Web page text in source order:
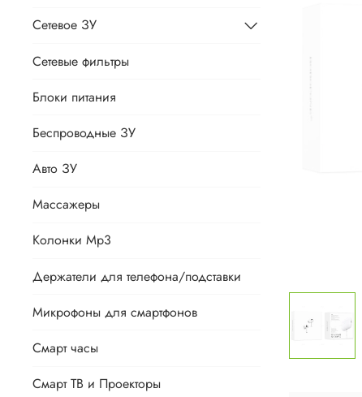
Сетевое ЗУ
Сетевые фильтры
Блоки питания
Беспроводные ЗУ
Авто ЗУ
Массажеры
Колонки Mp3
Держатели для телефона/подставки
Микрофоны для смартфонов
Смарт часы
Смарт ТВ и Проекторы